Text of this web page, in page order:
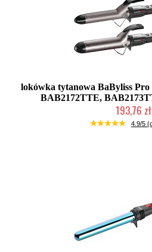
lokówka tytanowa BaByliss
BAB2172TTE,
193,76 zł
Duża ilość 4.9/5